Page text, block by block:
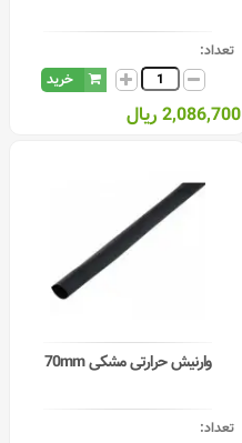
تعداد:
خرید
2,086,700 ریال
وارنیش حرارتی مشکی 70mm
تعداد: